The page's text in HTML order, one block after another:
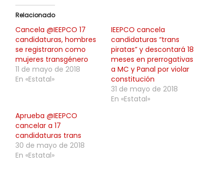
Relacionado
Cancela @IEEPCO 17
candidaturas, hombres
se registraron como
mujeres transgénero
11 de mayo de 2018
En «Estatal»
IEEPCO cancela
candidaturas “trans
piratas” y descontará 18
meses en prerrogativas
a MC y Panal por violar
constitución
31 de mayo de 2018
En «Estatal»
Aprueba @IEEPCO
cancelar a 17
candidaturas trans
30 de mayo de 2018
En «Estatal»